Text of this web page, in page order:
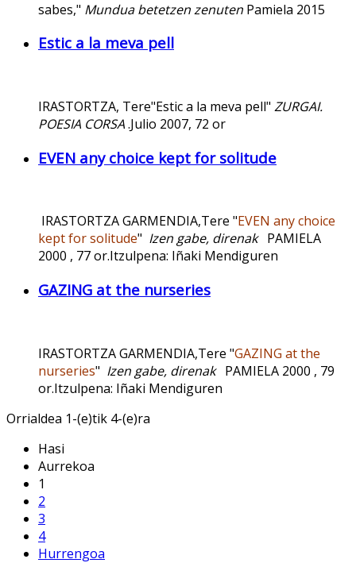
sabes," Mundua betetzen zenuten Pamiela 2015
Estic a la meva pell
IRASTORTZA, Tere"Estic a la meva pell" ZURGAI.
POESIA CORSA.Julio 2007, 72 or
EVEN any choice kept for solitude
IRASTORTZA GARMENDIA,Tere "EVEN any choice
kept for solitude" Izen gabe, direnak PAMIELA
2000 , 77 or.Itzulpena: Iñaki Mendiguren
GAZING at the nurseries
IRASTORTZA GARMENDIA,Tere "GAZING at the
nurseries" Izen gabe, direnak PAMIELA 2000 , 79
or.Itzulpena: Iñaki Mendiguren
Orrialdea 1-(e)tik 4-(e)ra
Hasi
Aurrekoa
1
2
3
4
Hurrengoa